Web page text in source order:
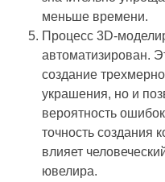
меньше времени.
Процесс 3D-
автоматизирован.
создание
украшения, но и
вероятность
точность создания
влияет
ювелира.